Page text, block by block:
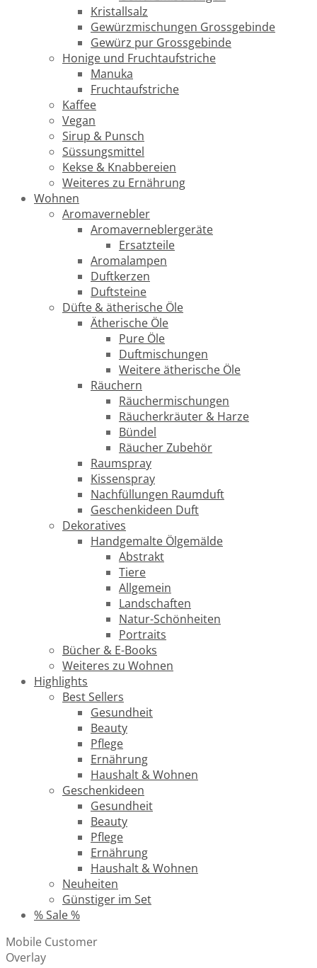
Kristallsalz
Gewürzmischungen Grossgebinde
Gewürz pur Grossgebinde
Honige und Fruchtaufstriche
Manuka
Fruchtaufstriche
Kaffee
Vegan
Sirup & Punsch
Süssungsmittel
Kekse & Knabbereien
Weiteres zu Ernährung
Wohnen
Aromavernebler
Aromaverneblergeräte
Ersatzteile
Aromalampen
Duftkerzen
Duftsteine
Düfte & ätherische Öle
Ätherische Öle
Pure Öle
Duftmischungen
Weitere ätherische Öle
Räuchern
Räuchermischungen
Räucherkräuter & Harze
Bündel
Räucher Zubehör
Raumspray
Kissenspray
Nachfüllungen Raumduft
Geschenkideen Duft
Dekoratives
Handgemalte Ölgemälde
Abstrakt
Tiere
Allgemein
Landschaften
Natur-Schönheiten
Portraits
Bücher & E-Books
Weiteres zu Wohnen
Highlights
Best Sellers
Gesundheit
Beauty
Pflege
Ernährung
Haushalt & Wohnen
Geschenkideen
Gesundheit
Beauty
Pflege
Ernährung
Haushalt & Wohnen
Neuheiten
Günstiger im Set
% Sale %
Mobile Customer
Overlay